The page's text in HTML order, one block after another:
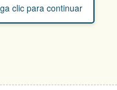
clic para continuar